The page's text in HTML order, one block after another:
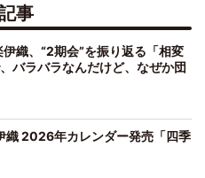
事
織、“2期会”を振り返る「相変
バラバラなんだけど、なぜか団
織 2026年カレンダー発売「四季